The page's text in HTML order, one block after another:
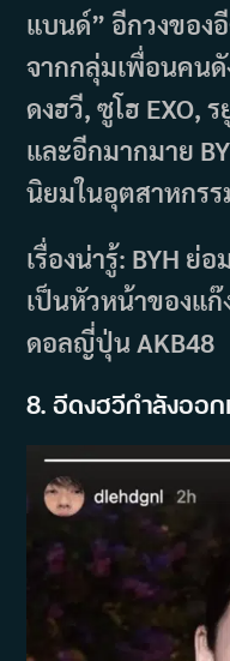
แบนด์” อีกวงของ
จากกลุ่มเพื่อนคนดั
ดงฮวี, ซูโฮ EXO,
และอีกมากมาย
นิยมในอุตสาหกร
เรื่องน่ารู้: BYH ย่
เป็นหัวหน้าของแก๊
ดอลญี่ปุ่น AKB48
8. อีดงฮวีกำลังออ